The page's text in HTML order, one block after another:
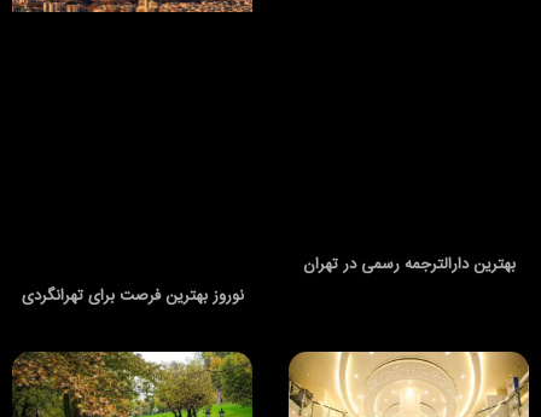
بهترین دارالترجمه رسمی در تهران
نوروز بهترین فرصت برای تهرانگردی